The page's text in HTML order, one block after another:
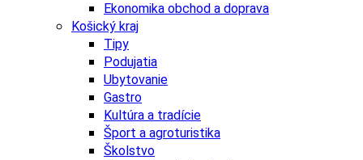
Ekonomika obchod a doprava
Košický kraj
Tipy
Podujatia
Ubytovanie
Gastro
Kultúra a tradície
Šport a agroturistika
Školstvo